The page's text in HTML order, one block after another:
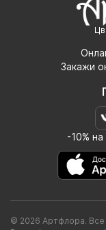
Закажи
-10%
© 2026 Артфлора.